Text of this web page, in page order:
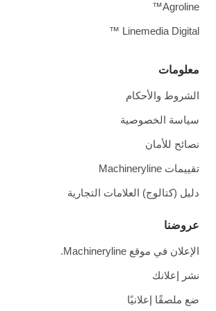
معلومات
الشروط والأحكام
سياسة الخصوصية
نصائح للأمان
تقييمات Machineryline
دليل (كتالوج) العلامات التجارية
عروضنا
الإعلان في موقع Machineryline.
نشر إعلانك
ضع ملصقًا إعلانيًا
Agroline™
Linemedia Digital ™